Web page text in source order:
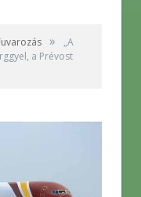
»
„A
a Prévost